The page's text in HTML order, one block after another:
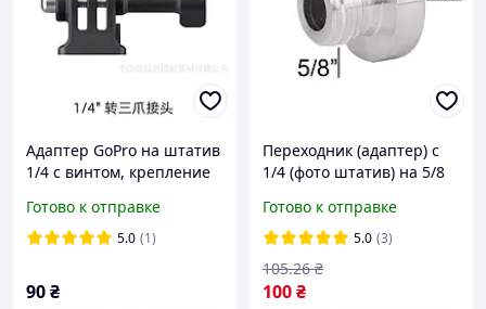
Адаптер GoPro на штатив
1/4 с винтом, крепление
Osmo Action, Insta360
Готово к отправке
5.0 (1)
90₴
Переходник (адаптер) с
1/4 (фото штатив) на 5/8
Готово к отправке
5.0 (3)
100₴
105.26 ₴